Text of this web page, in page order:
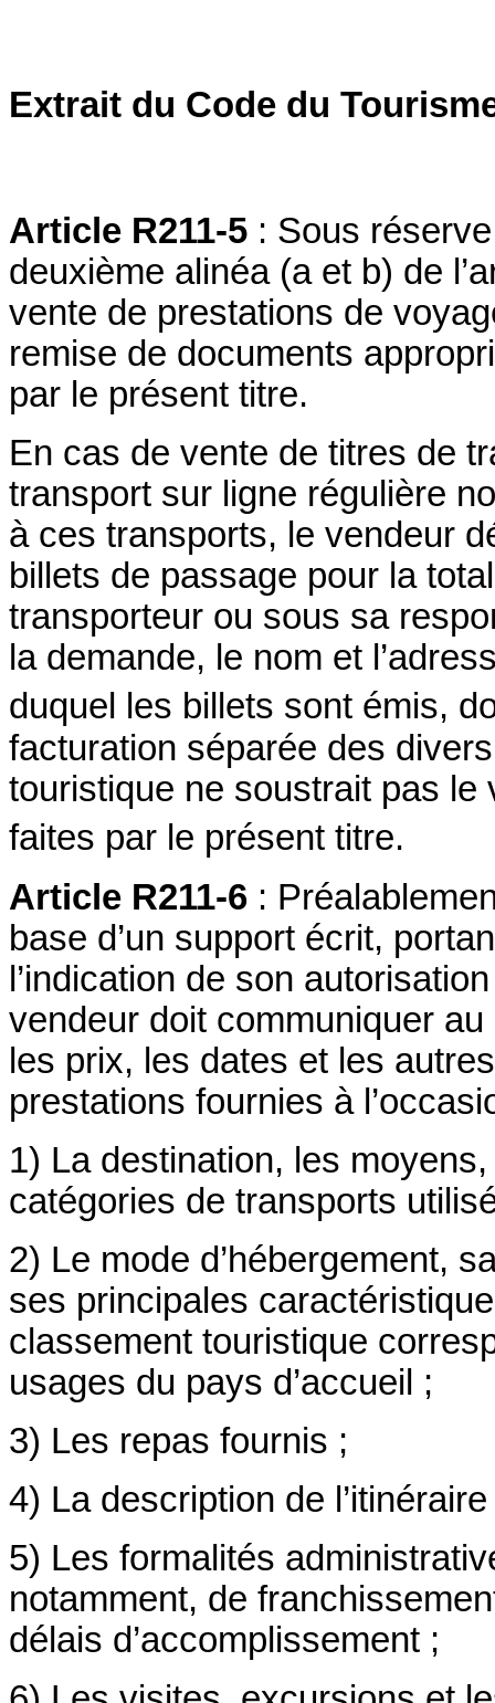
Extrait du Code du
Article R211-5 : Sous
deuxième alinéa (a et b) de
vente de prestations de
remise de documents
par le présent titre.
En cas de vente de titres de
transport sur ligne régulière
à ces transports, le vendeur
billets de passage pour la
transporteur ou sous sa
la demande, le nom et
duquel les billets sont émis,
facturation séparée des
touristique ne soustrait pas
faites par le présent titre.
Article R211-6 :
base d’un support écrit,
l’indication de son
vendeur doit communiquer
les prix, les dates et les
prestations fournies à
1) La destination, les
catégories de transports
2) Le mode d’hébergement,
ses principales
classement touristique
usages du pays d’accueil ;
3) Les repas fournis ;
4) La description de l’itinéraire
5) Les formalités
notamment, de
délais d’accomplissement ;